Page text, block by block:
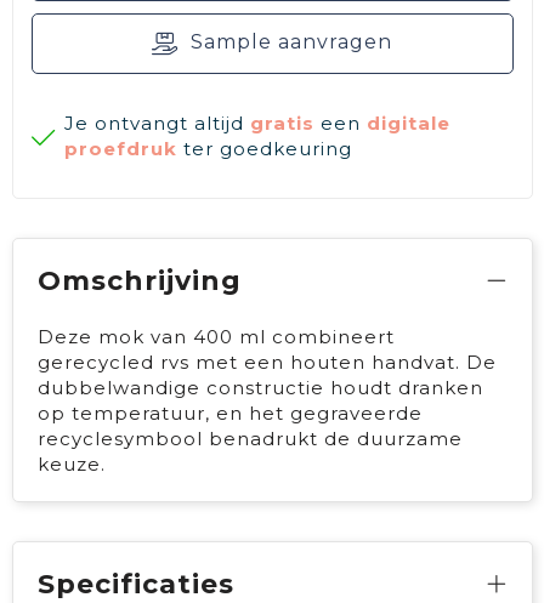
Sample aanvragen
Je ontvangt altijd gratis een digitale
proefdruk ter goedkeuring
Omschrijving
Deze mok van 400 ml combineert
gerecycled rvs met een houten handvat. De
dubbelwandige constructie houdt dranken
op temperatuur, en het gegraveerde
recyclesymbool benadrukt de duurzame
keuze.
Specificaties